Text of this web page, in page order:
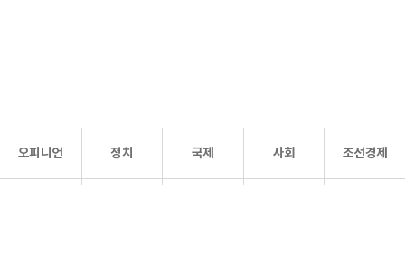
오피니언 정치 국제 사회 조선경제